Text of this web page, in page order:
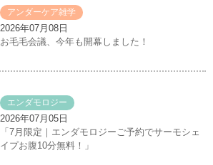
アンダーケア雑学
2026年07月08日
お毛毛会議、今年も開幕しました！
エンダモロジー
2026年07月05日
「7月限定｜エンダモロジーご予約でサーモシェ
イプお腹10分無料！」